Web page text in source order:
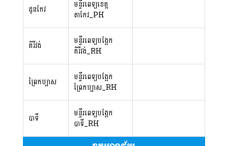
ដូនកែវ
មន្ទីរពេទ្យខេត្ត
តាកែវ_PH
គិរីវង់
មន្ទីរពេទ្យបង្អែក
គិរីវង់_RH
ព្រៃកប្បាស
មន្ទីរពេទ្យបង្អែក
ព្រៃកប្បាស_RH
បាទី
មន្ទីរពេទ្យបង្អែក
បាទី_RH